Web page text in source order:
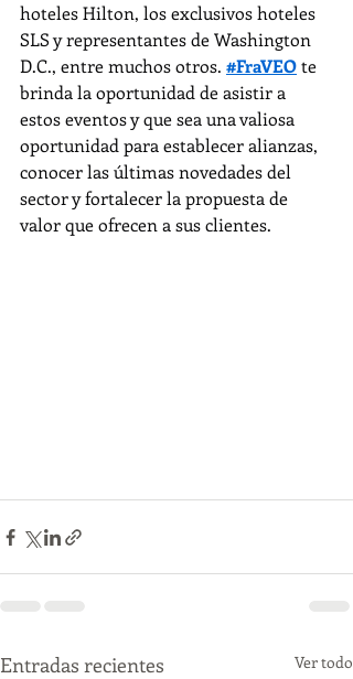
hoteles Hilton, los exclusivos hoteles
SLS y representantes de Washington
D.C., entre muchos otros. #FraVEO te
brinda la oportunidad de asistir a
estos eventos y que sea una valiosa
oportunidad para establecer alianzas,
conocer las últimas novedades del
sector y fortalecer la propuesta de
valor que ofrecen a sus clientes.
Entradas recientes Ver todo